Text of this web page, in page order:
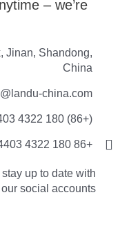
– we’re
Jinan, Shandong,
China
china.com
(+86) 180 4322 4403
+86 180 4322 4403
up to date with
social accounts